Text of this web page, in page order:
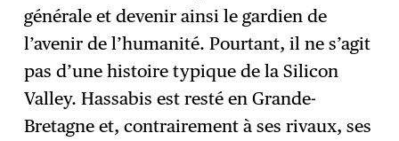
générale et devenir ainsi le gardien de
l’avenir de l’humanité. Pourtant, il ne s’agit
pas d’une histoire typique de la Silicon
Valley. Hassabis est resté en Grande-
Bretagne et, contrairement à ses rivaux, ses